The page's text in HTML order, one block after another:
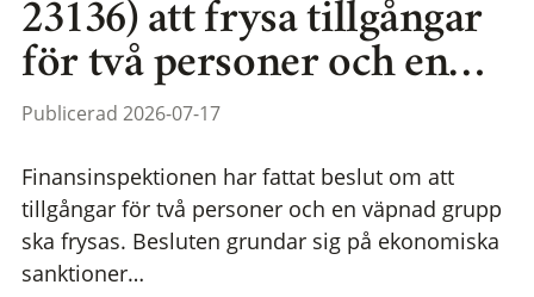
23136) att frysa tillgångar
för två personer och en…
Publicerad 2026-07-17
Finansinspektionen har fattat beslut om att
tillgångar för två personer och en väpnad grupp
ska frysas. Besluten grundar sig på ekonomiska
sanktioner…